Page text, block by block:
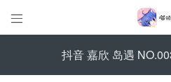

抖音 嘉欣 岛遇